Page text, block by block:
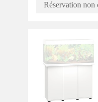
Réservation non